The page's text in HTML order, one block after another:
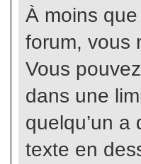
À moins
forum, vous
Vous
dans une
quelqu’un
texte en